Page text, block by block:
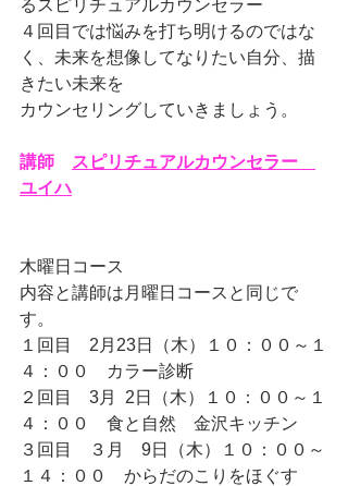
るスピリチュアルカウンセラー
４回目では悩みを打ち明けるのではな
く、未来を想像してなりたい自分、描
きたい未来を
カウンセリングしていきましょう。
講師
スピリチュアルカウンセラー
ユイハ
木曜日コース
内容と講師は月曜日コースと同じで
す。
１回目　2月23日（木）１０：００～１
４：００　カラー診断
２回目　3月  2日（木）１０：００～１
４：００　食と自然　金沢キッチン
３回目　３月　9日（木）１０：００～
１４：００　からだのこりをほぐす